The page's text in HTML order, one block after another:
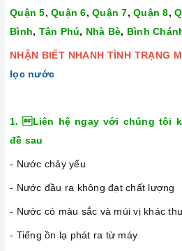
Quận 5, Quận 6, Quận 7, Quận 8,
Bình, Tân Phú, Nhà Bè, Bình
NHẬN BIẾT NHANH TÌNH TRẠNG
lọc nước
1. Liên hệ ngay với chúng tôi
đề sau
- Nước chảy yếu
- Nước đầu ra không đạt chất lượng
- Nước có màu sắc và mùi vị khác
- Tiếng ồn lạ phát ra từ máy